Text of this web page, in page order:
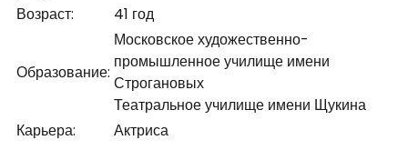
Возраст:
41 год
Образование:
Московское художественно-
промышленное училище имени
Строгановых
Театральное училище имени Щукина
Карьера:
Актриса